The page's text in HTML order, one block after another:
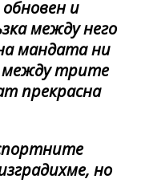
и
между него
мандата ни
между трите
прекрасна
но